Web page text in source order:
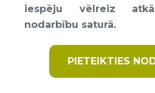
iespēju vēlreiz
nodarbību saturā.
PIETEIKTIES